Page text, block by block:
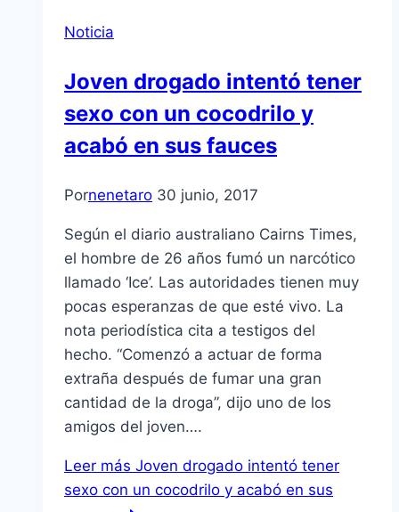
Noticia
Joven drogado intentó tener
sexo con un cocodrilo y
acabó en sus fauces
Pornenetaro 30 junio, 2017
Según el diario australiano Cairns Times,
el hombre de 26 años fumó un narcótico
llamado ‘Ice’. Las autoridades tienen muy
pocas esperanzas de que esté vivo. La
nota periodística cita a testigos del
hecho. “Comenzó a actuar de forma
extraña después de fumar una gran
cantidad de la droga”, dijo uno de los
amigos del joven….
Leer más Joven drogado intentó tener
sexo con un cocodrilo y acabó en sus